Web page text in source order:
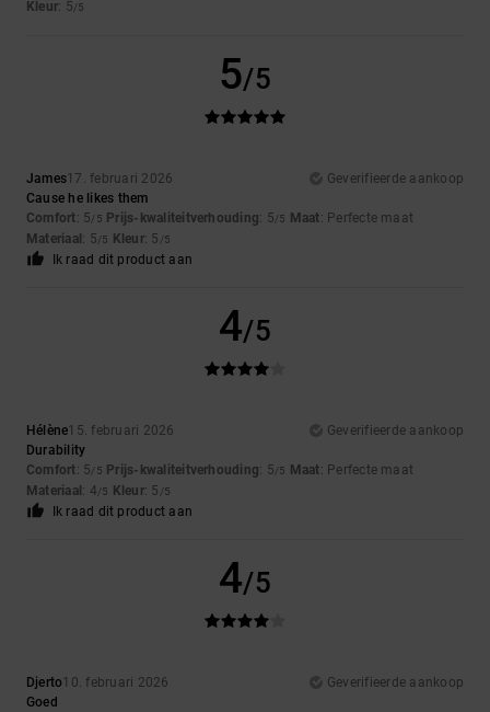
Kleur: 5/5
5/5
James17. februari 2026
Geverifieerde aankoop
Cause he likes them
Comfort: 5/5 Prijs-kwaliteitverhouding: 5/5 Maat: Perfecte maat
Materiaal : 5/5 Kleur: 5 /5
Ik raad dit product aan
4/5
Hélène15. februari 2026
Geverifieerde aankoop
Durability
Comfort: 5/5 Prijs-kwaliteitverhouding: 5/5 Maat: Perfecte maat
Materiaal : 4/5 Kleur: 5 /5
Ik raad dit product aan
4/5
Djerto10. februari 2026
Geverifieerde aankoop
Goed